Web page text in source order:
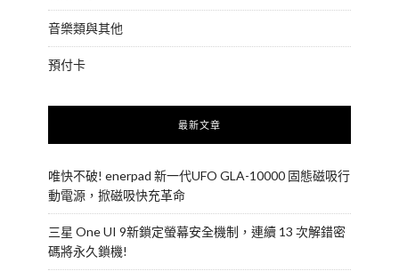
音樂類與其他
預付卡
最新文章
唯快不破! enerpad 新一代UFO GLA-10000 固態磁吸行
動電源，掀磁吸快充革命
三星 One UI 9新鎖定螢幕安全機制，連續 13 次解錯密
碼將永久鎖機!